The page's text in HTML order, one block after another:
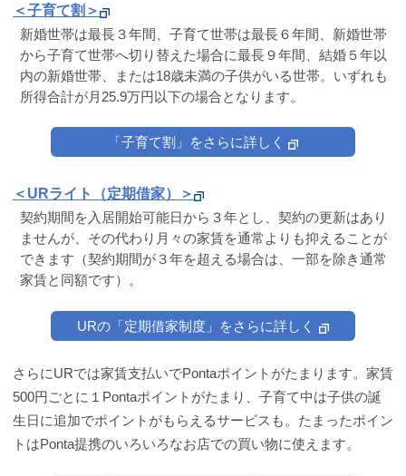
＜子育て割＞
新婚世帯は最長３年間、子育て世帯は最長６年間、新婚世帯
から子育て世帯へ切り替えた場合に最長９年間、結婚５年以
内の新婚世帯、または18歳未満の子供がいる世帯。いずれも
所得合計が月25.9万円以下の場合となります。
「子育て割」をさらに詳しく
＜URライト（定期借家）＞
契約期間を入居開始可能日から３年とし、契約の更新はあり
ませんが、その代わり月々の家賃を通常よりも抑えることが
できます（契約期間が３年を超える場合は、一部を除き通常
家賃と同額です）。
URの「定期借家制度」をさらに詳しく
さらにURでは家賃支払いでPontaポイントがたまります。家賃
500円ごとに１Pontaポイントがたまり、子育て中は子供の誕
生日に追加でポイントがもらえるサービスも。たまったポイン
トはPonta提携のいろいろなお店での買い物に使えます。